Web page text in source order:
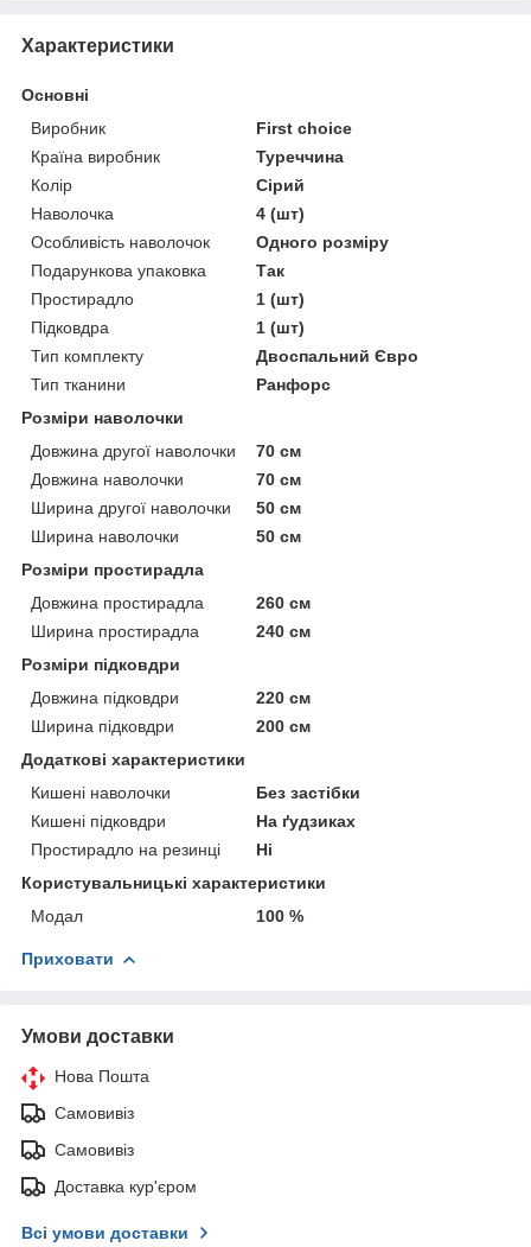
Характеристики
Основні
Виробник
First choice
Країна виробник
Туреччина
Колір
Сірий
Наволочка
4 (шт)
Особливість наволочок
Одного розміру
Подарункова упаковка
Так
Простирадло
1 (шт)
Підковдра
1 (шт)
Тип комплекту
Двоспальний Євро
Тип тканини
Ранфорс
Розміри наволочки
Довжина другої наволочки
70 см
Довжина наволочки
70 см
Ширина другої наволочки
50 см
Ширина наволочки
50 см
Розміри простирадла
Довжина простирадла
260 см
Ширина простирадла
240 см
Розміри підковдри
Довжина підковдри
220 см
Ширина підковдри
200 см
Додаткові характеристики
Кишені наволочки
Без застібки
Кишені підковдри
На ґудзиках
Простирадло на резинці
Ні
Користувальницькі характеристики
Модал
100 %
Приховати
Умови доставки
Нова Пошта
Самовивіз
Самовивіз
Доставка кур'єром
Всі умови доставки